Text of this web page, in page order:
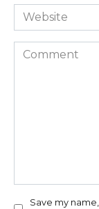
Website
Comment
Save my